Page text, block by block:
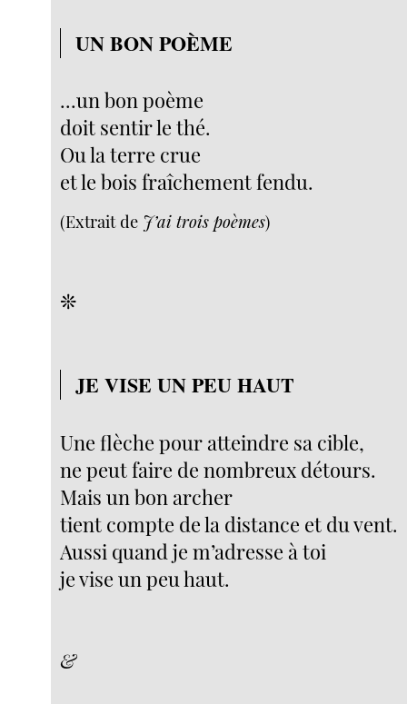
UN BON POÈME
...un bon poème
doit sentir le thé.
Ou la terre crue
et le bois fraîchement fendu.
(Extrait de J’ai trois poèmes)
❊
JE VISE UN PEU HAUT
Une flèche pour atteindre sa cible,
ne peut faire de nombreux détours.
Mais un bon archer
tient compte de la distance et du vent.
Aussi quand je m’adresse à toi
je vise un peu haut.
&